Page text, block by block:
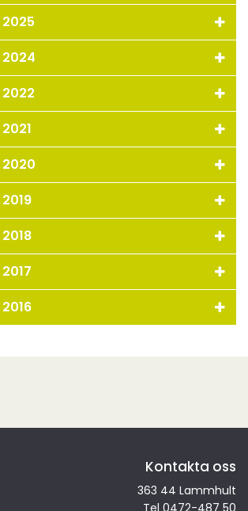
2025
2024
2022
2021
2020
2019
2018
2017
2016
Kontakta oss
363 44 Lammhult
Tel 0472-487 50